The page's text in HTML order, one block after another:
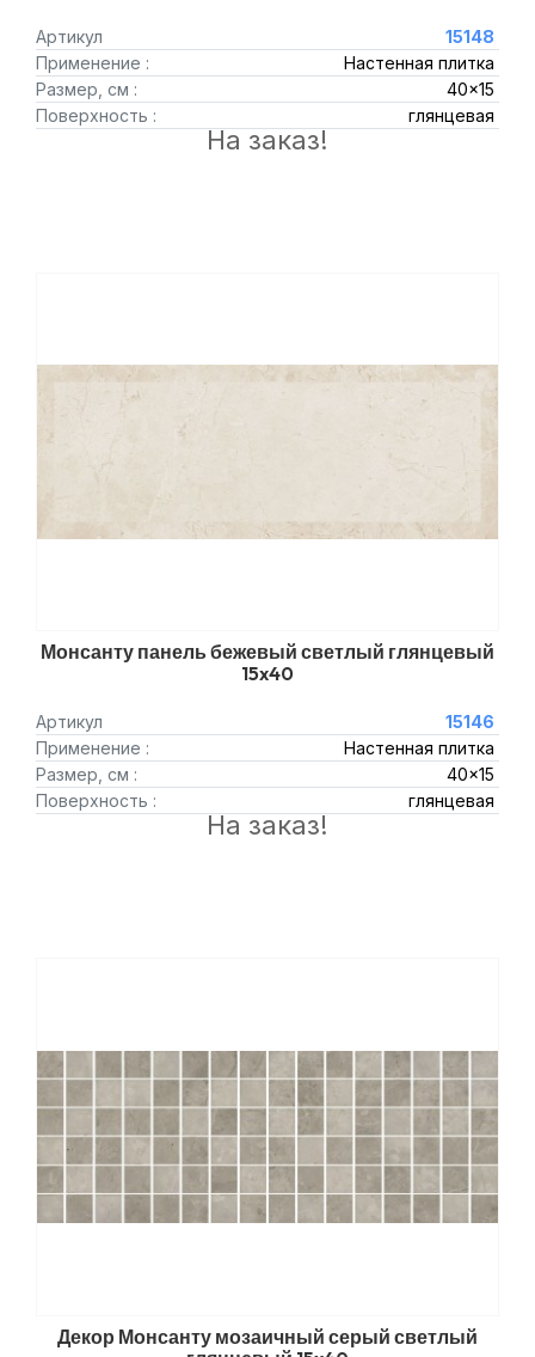
Артикул
15148
Применение :
Настенная плитка
Размер, см :
40x15
Поверхность :
глянцевая
На заказ!
Монсанту панель бежевый светлый глянцевый
15x40
Артикул
15146
Применение :
Настенная плитка
Размер, см :
40x15
Поверхность :
глянцевая
На заказ!
Декор Монсанту мозаичный серый светлый